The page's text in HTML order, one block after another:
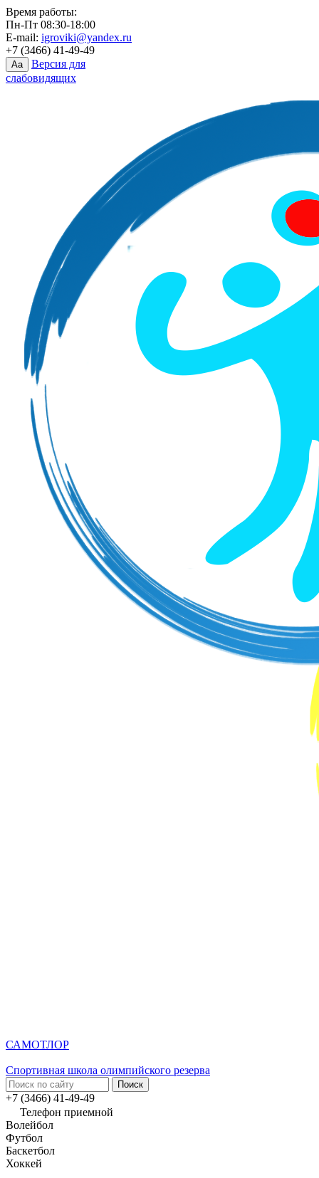
Время работы:
Пн-Пт 08:30-18:00
E-mail: igroviki@yandex.ru
+7 (3466) 41-49-49
Aa
Версия для
слабовидящих
САМОТЛОР
Спортивная школа олимпийского резерва
+7 (3466) 41-49-49
Телефон приемной
Волейбол
Футбол
Баскетбол
Хоккей